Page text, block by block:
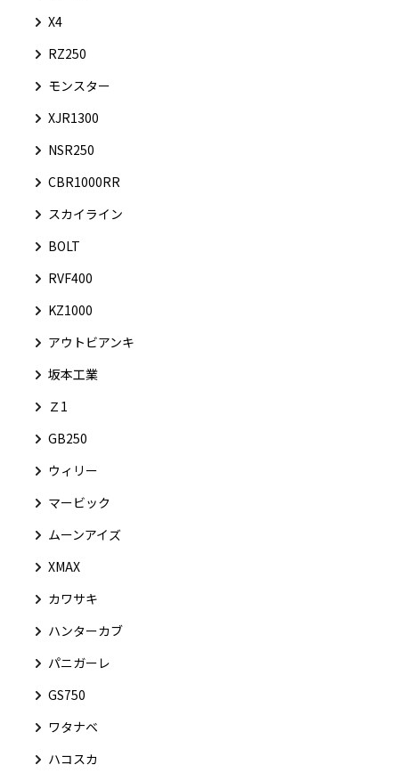
X4
RZ250
モンスター
XJR1300
NSR250
CBR1000RR
スカイライン
BOLT
RVF400
KZ1000
アウトビアンキ
坂本工業
Ｚ1
GB250
ウィリー
マービック
ムーンアイズ
XMAX
カワサキ
ハンターカブ
パニガーレ
GS750
ワタナベ
ハコスカ